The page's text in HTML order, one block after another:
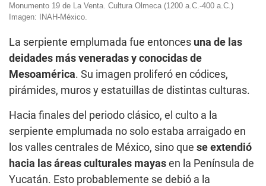
Monumento 19 de La Venta. Cultura Olmeca (1200 a.C.-400 a.C.)
Imagen: INAH-México.
La serpiente emplumada fue entonces una de las
deidades más veneradas y conocidas de
Mesoamérica. Su imagen proliferó en códices,
pirámides, muros y estatuillas de distintas culturas.
Hacia finales del periodo clásico, el culto a la
serpiente emplumada no solo estaba arraigado en
los valles centrales de México, sino que se extendió
hacia las áreas culturales mayas en la Península de
Yucatán. Esto probablemente se debió a la